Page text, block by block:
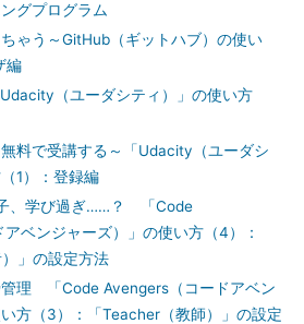
グプログラム
ゃう～GitHub（ギットハブ）の使い
編
（ユーダシティ）」の使い方
料で受講する～「Udacity（ユーダシ
1）：登録編
、学び過ぎ……？ 「Code
ベンジャーズ）」の使い方（4）：
）」の設定方法
理 「Code Avengers（コードアベン
方（3）：「Teacher（教師）」の設定